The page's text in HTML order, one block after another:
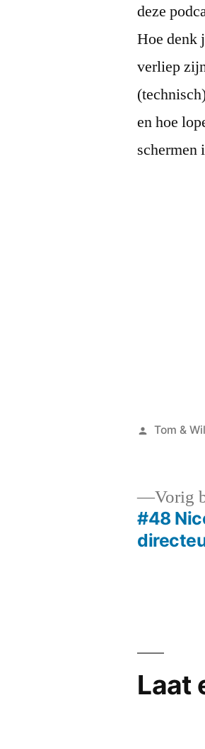
deze
Hoe denk
verliep
en hoe
schermen
Geplaatst
Tom &
Vorig
#48
Laat